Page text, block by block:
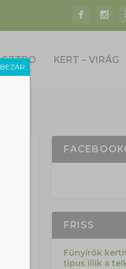
KERT – VIRÁG
FRISS
Fűnyírók
típus illik a
BEZÁR